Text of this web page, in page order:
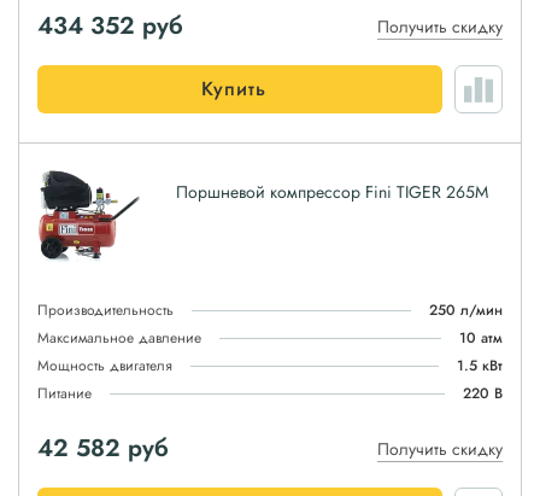
434 352 руб Получить скидку
Купить
Поршневой компрессор Fini TIGER 265M
Производительность
250 л/мин
Максимальное давление
10 атм
Мощность двигателя
1.5 кВт
Питание
220 В
42 582 руб Получить скидку